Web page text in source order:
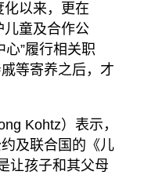
以来，更在
童及合作公
”履行相关职
等寄养之后，才
Kohtz）表示，
及联合国的《儿
让孩子和其父母